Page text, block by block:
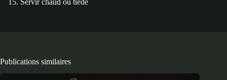
Publications similaires